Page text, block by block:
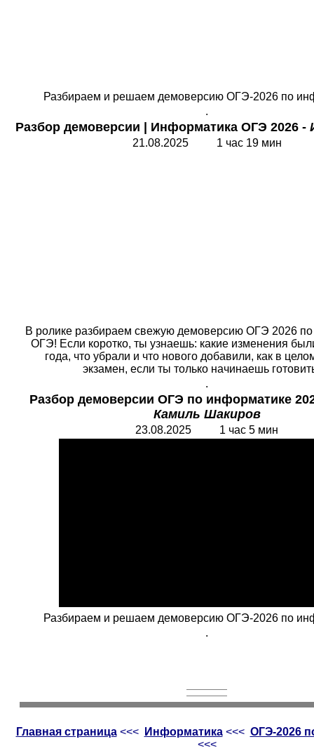
Разбираем и решаем демоверсию ОГЭ-2026 по
.
Разбор демоверсии Информатика ОГЭ 2026 -
21.08.20251 час 19 мин
В ролике разбираем свежую демоверсию ОГЭ 2026
ОГЭ! Если коротко, ты узнаешь: какие изменения
года, что убрали и что нового добавили, как в
экзамен, если ты только начинаешь
.
Разбор демоверсии ОГЭ по информатике
Камиль Шакиров
23.08.2025 1 час 5 мин
Разбираем и решаем демоверсию ОГЭ-2026 по
.
Главная страница<<< Информатика<<< ОГЭ-2026
<<<